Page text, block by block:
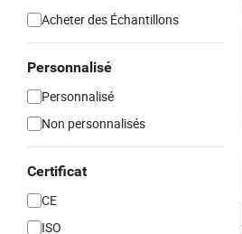
Acheter des Échantillons
Personnalisé
Personnalisé
Non personnalisés
Certificat
CE
ISO